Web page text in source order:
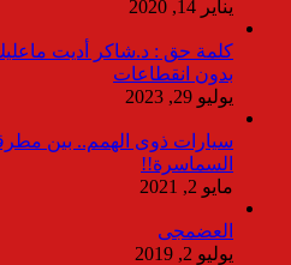
يناير 14, 2020
بدون انقطاعات
يوليو 29, 2023
سيارات ذوى الهمم.. بين
السماسرة!!
مايو 2, 2021
العضمجى
يوليو 2, 2019